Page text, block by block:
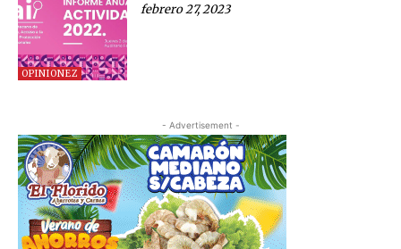
OPINIONEZ
febrero 27, 2023
- Advertisement -